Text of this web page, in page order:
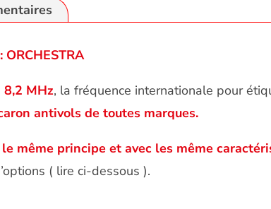
ORCHESTRA
8,2 MHz, la fréquence internationale pour
antivols de toutes marques.
le même principe et avec les même
( lire ci-dessous ).